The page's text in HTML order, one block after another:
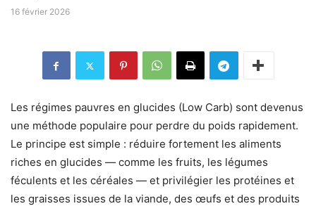
16 février 2026
Les régimes pauvres en glucides (Low Carb) sont devenus
une méthode populaire pour perdre du poids rapidement.
Le principe est simple : réduire fortement les aliments
riches en glucides — comme les fruits, les légumes
féculents et les céréales — et privilégier les protéines et
les graisses issues de la viande, des œufs et des produits